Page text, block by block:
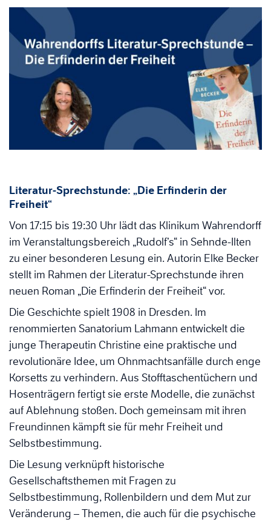
Literatur-Sprechstunde: „Die Erfinderin der
Freiheit“
Von 17:15 bis 19:30 Uhr lädt das Klinikum Wahrendorff
im Veranstaltungsbereich „Rudolf’s“ in Sehnde-Ilten
zu einer besonderen Lesung ein. Autorin Elke Becker
stellt im Rahmen der Literatur-Sprechstunde ihren
neuen Roman „Die Erfinderin der Freiheit“ vor.
Die Geschichte spielt 1908 in Dresden. Im
renommierten Sanatorium Lahmann entwickelt die
junge Therapeutin Christine eine praktische und
revolutionäre Idee, um Ohnmachtsanfälle durch enge
Korsetts zu verhindern. Aus Stofftaschentüchern und
Hosenträgern fertigt sie erste Modelle, die zunächst
auf Ablehnung stoßen. Doch gemeinsam mit ihren
Freundinnen kämpft sie für mehr Freiheit und
Selbstbestimmung.
Die Lesung verknüpft historische
Gesellschaftsthemen mit Fragen zu
Selbstbestimmung, Rollenbildern und dem Mut zur
Veränderung – Themen, die auch für die psychische